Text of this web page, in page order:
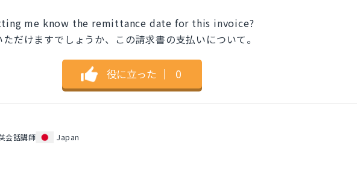
me know the remittance date for this invoice?
だけますでしょうか、この請求書の支払いについて。
役に立った ｜ 0
会話講師
Japan